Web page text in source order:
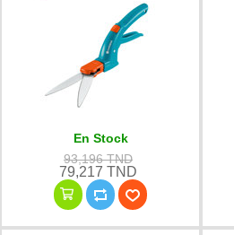
En Stock
93,196 TND
79,217 TND